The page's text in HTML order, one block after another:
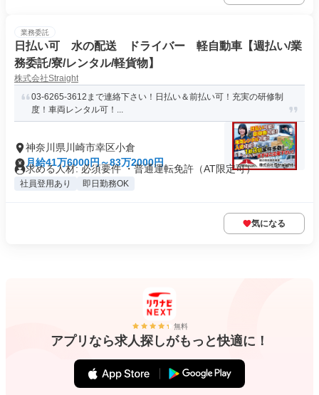
業務委託
日払い可 水の配送 ドライバー 軽自動車【週払い/業
務委託/寮/レンタル/軽貨物】
株式会社Straight
03-6265-3612まで連絡下さい！日払い＆前払い可！充実の研修制
度！車両レンタル可！...
神奈川県川崎市幸区小倉
月給41万6000円～83万2000円
求める人材: 必須要件 ・普通運転免許（AT限定可）
社員登用あり 即日勤務OK
気になる
無料
アプリなら求人探しがもっと快適に！